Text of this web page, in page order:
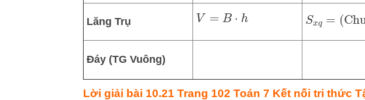
Lăng Trụ V =B ⋅h S q=
Đáy (TG Vuông)
Lời giải bài 10.21 Trang 102 Toán 7 Kết nối tri thức